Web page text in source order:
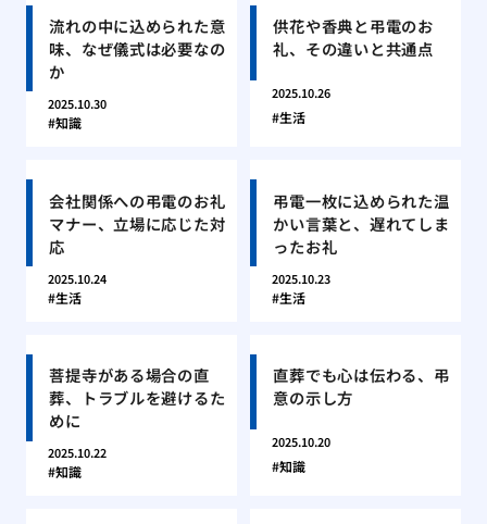
流れの中に込められた意
味、なぜ儀式は必要なの
か
2025.10.30
知識
供花や香典と弔電のお
礼、その違いと共通点
2025.10.26
生活
会社関係への弔電のお礼
マナー、立場に応じた対
応
2025.10.24
生活
弔電一枚に込められた温
かい言葉と、遅れてしま
ったお礼
2025.10.23
生活
菩提寺がある場合の直
葬、トラブルを避けるた
めに
2025.10.22
知識
直葬でも心は伝わる、弔
意の示し方
2025.10.20
知識